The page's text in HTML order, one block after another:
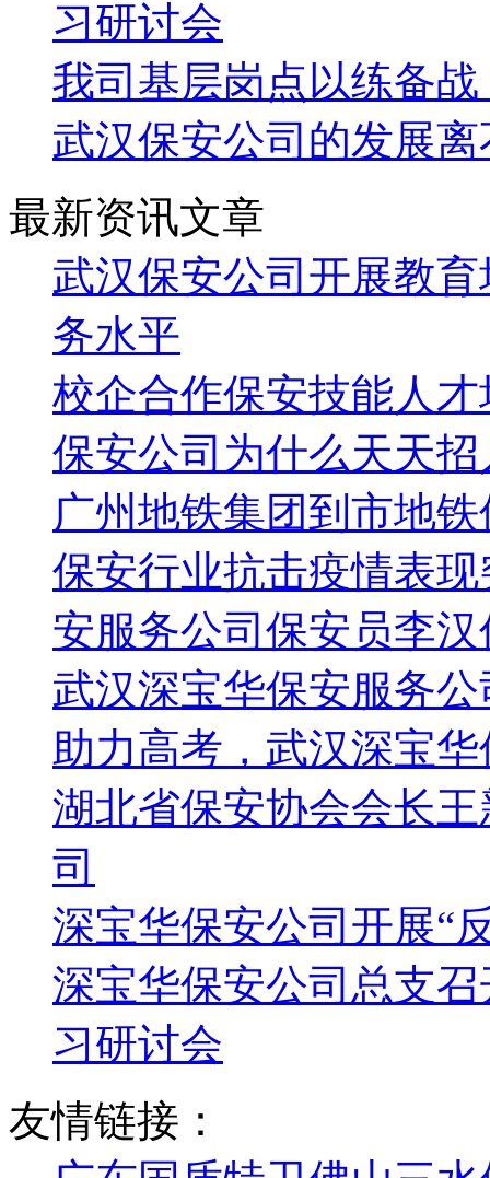
习研讨会
我司基层岗点以练备
武汉保安公司的发展
最新资讯文章
武汉保安公司开展教
务水平
校企合作保安技能人
保安公司为什么天天招
广州地铁集团到市地
保安行业抗击疫情表
安服务公司保安员李汉
武汉深宝华保安服务
助力高考，武汉深宝
湖北省保安协会会长
司
深宝华保安公司开展“
深宝华保安公司总支
习研讨会
友情链接：